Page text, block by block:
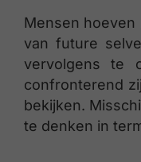
Mensen
van future
vervolgens te
confronterend
bekijken.
te denken in